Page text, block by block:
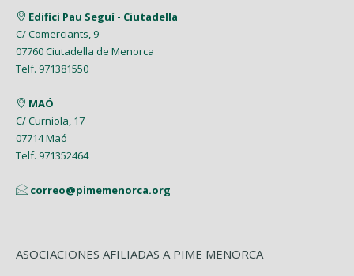
Edifici Pau Seguí - Ciutadella
C/ Comerciants, 9
07760 Ciutadella de Menorca
Telf. 971381550
MAÓ
C/ Curniola, 17
07714 Maó
Telf. 971352464
correo@pimemenorca.org
ASOCIACIONES AFILIADAS A PIME MENORCA